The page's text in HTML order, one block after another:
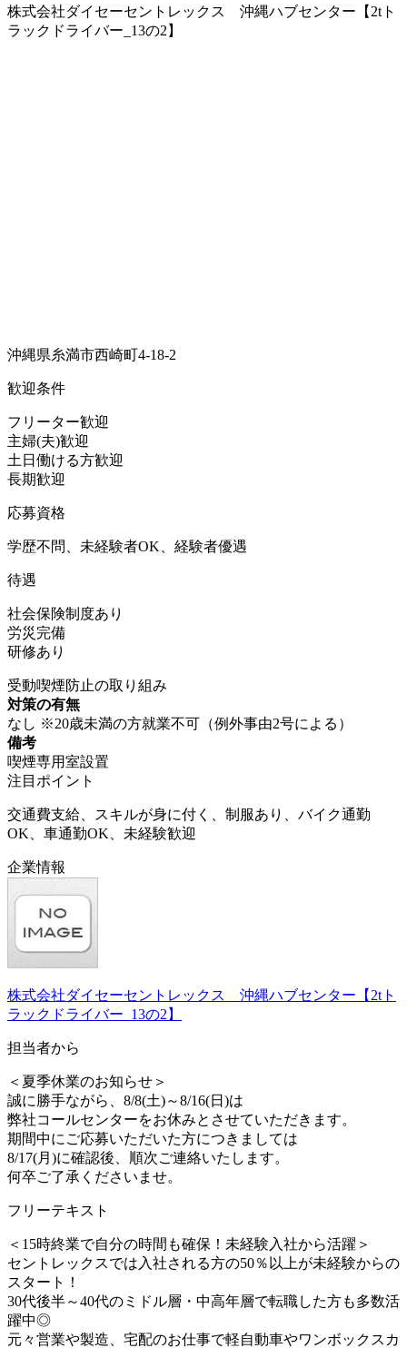
株式会社ダイセーセントレックス 沖縄ハブセンター【2tト
ラックドライバー_13の2】
沖縄県糸満市西崎町4-18-2
歓迎条件
フリーター歓迎
主婦(夫)歓迎
土日働ける方歓迎
長期歓迎
応募資格
学歴不問、未経験者OK、経験者優遇
待遇
社会保険制度あり
労災完備
研修あり
受動喫煙防止の取り組み
対策の有無
なし ※20歳未満の方就業不可（例外事由2号による）
備考
喫煙専用室設置
注目ポイント
交通費支給、スキルが身に付く、制服あり、バイク通勤
OK、車通勤OK、未経験歓迎
企業情報
株式会社ダイセーセントレックス 沖縄ハブセンター【2tト
ラックドライバー_13の2】
担当者から
＜夏季休業のお知らせ＞
誠に勝手ながら、8/8(土)～8/16(日)は
弊社コールセンターをお休みとさせていただきます。
期間中にご応募いただいた方につきましては
8/17(月)に確認後、順次ご連絡いたします。
何卒ご了承くださいませ。
フリーテキスト
＜15時終業で自分の時間も確保！未経験入社から活躍＞
セントレックスでは入社される方の50％以上が未経験からの
スタート！
30代後半～40代のミドル層・中高年層で転職した方も多数活
躍中◎
元々営業や製造、宅配のお仕事で軽自動車やワンボックスカ